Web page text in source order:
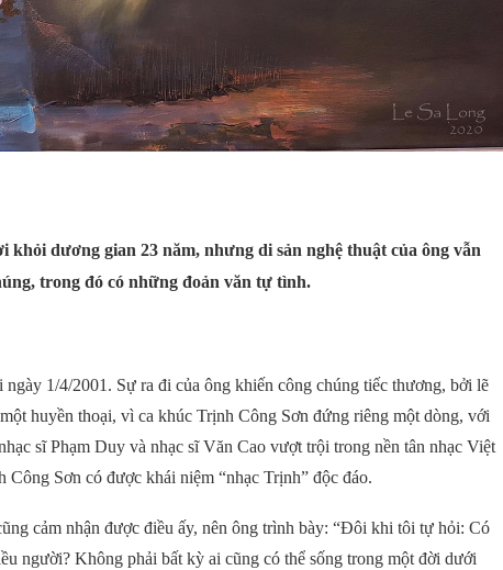
khỏi dương gian 23 năm, nhưng di sản nghệ thuật của ông vẫn
trong đó có những đoản văn tự tình.
1/4/2001. Sự ra đi của ông khiến công chúng tiếc thương, bởi lẽ
huyền thoại, vì ca khúc Trịnh Công Sơn đứng riêng một dòng, với
sĩ Phạm Duy và nhạc sĩ Văn Cao vượt trội trong nền tân nhạc Việt
Công Sơn có được khái niệm “nhạc Trịnh” độc đáo.
cảm nhận được điều ấy, nên ông trình bày: “Đôi khi tôi tự hỏi: Có
người? Không phải bất kỳ ai cũng có thể sống trong một đời dưới